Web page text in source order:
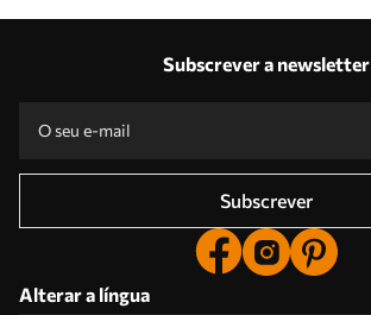
Subscrever a newsletter
Subscrever
Alterar a língua